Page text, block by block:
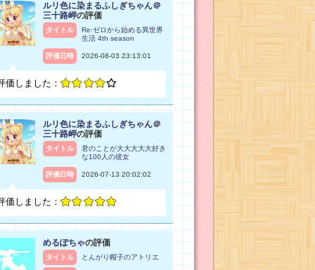
ルリ色に染まるふしぎちゃん＠
三十路岬の評価
タイトル
Re:ゼロから始める異世界
生活 4th season
評価日時 2026-08-03 23:13:01
価しました：
ルリ色に染まるふしぎちゃん＠
三十路岬の評価
タイトル
君のことが大大大大大好き
な100人の彼女
評価日時 2026-07-13 20:02:02
価しました：
めるぽちゃの評価
タイトル とんがり帽子のアトリエ